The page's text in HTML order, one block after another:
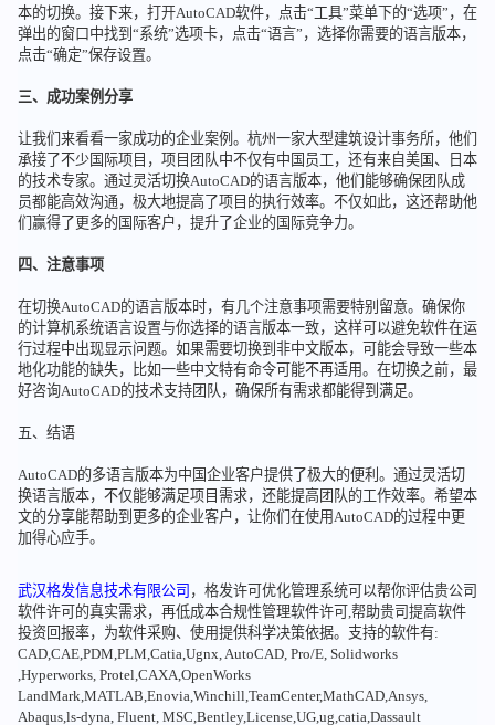
本的切换。接下来，打开AutoCAD软件，点击“工具”菜单下的“选项”，在
弹出的窗口中找到“系统”选项卡，点击“语言”，选择你需要的语言版本，
点击“确定”保存设置。
三、成功案例分享
让我们来看看一家成功的企业案例。杭州一家大型建筑设计事务所，他们
承接了不少国际项目，项目团队中不仅有中国员工，还有来自美国、日本
的技术专家。通过灵活切换AutoCAD的语言版本，他们能够确保团队成
员都能高效沟通，极大地提高了项目的执行效率。不仅如此，这还帮助他
们赢得了更多的国际客户，提升了企业的国际竞争力。
四、注意事项
在切换AutoCAD的语言版本时，有几个注意事项需要特别留意。确保你
的计算机系统语言设置与你选择的语言版本一致，这样可以避免软件在运
行过程中出现显示问题。如果需要切换到非中文版本，可能会导致一些本
地化功能的缺失，比如一些中文特有命令可能不再适用。在切换之前，最
好咨询AutoCAD的技术支持团队，确保所有需求都能得到满足。
五、结语
AutoCAD的多语言版本为中国企业客户提供了极大的便利。通过灵活切
换语言版本，不仅能够满足项目需求，还能提高团队的工作效率。希望本
文的分享能帮助到更多的企业客户，让你们在使用AutoCAD的过程中更
加得心应手。
武汉格发信息技术有限公司 ，格发许可优化管理系统可以帮你评估贵公司
软件许可的真实需求，再低成本合规性管理软件许可,帮助贵司提高软件
投资回报率，为软件采购、使用提供科学决策依据。支持的软件有:
CAD,CAE,PDM,PLM,Catia,Ugnx, AutoCAD, Pro/E, Solidworks
,Hyperworks, Protel,CAXA,OpenWorks
LandMark,MATLAB,Enovia,Winchill,TeamCenter,MathCAD,Ansys,
Abaqus,ls-dyna, Fluent, MSC,Bentley,License,UG,ug,catia,Dassault